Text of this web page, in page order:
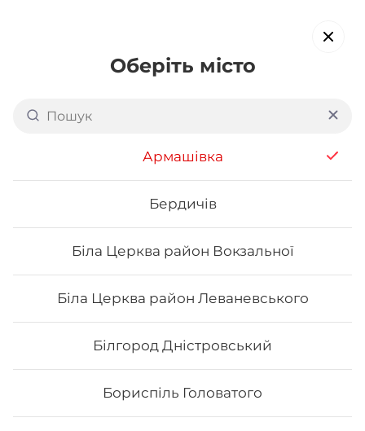
Оберіть місто
Армашівка
Бердичів
Біла Церква район Вокзальної
Біла Церква район Леваневського
Білгород Дністровський
Бориспіль Головатого
Доставка суші в
обирайте страви, які вам подобаються про все інше ми
подбаємо
Акція тижня Сети Роли від шефа
Напої